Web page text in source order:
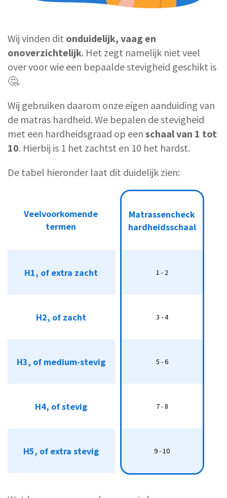
Wij vinden dit onduidelijk, vaag en
onoverzichtelijk. Het zegt namelijk niet veel
over voor wie een bepaalde stevigheid geschikt is
🤔.
Wij gebruiken daarom onze eigen aanduiding van
de matras hardheid. We bepalen de stevigheid
met een hardheidsgraad op een schaal van 1 tot
10. Hierbij is 1 het zachtst en 10 het hardst.
De tabel hieronder laat dit duidelijk zien:
termen
Matrassencheck
hardheidsschaal
1 - 2
3 - 4
5 - 6
7 - 8
H5, of extra stevig
9 - 10
Matrassencheck
hardheidsschaal
1 - 2
3 - 4
5 - 6
7 - 8
9 - 10
Veelvoorkomende
termen
H1, of extra zacht
H2, of zacht
H3, of medium-stevig
H4, of stevig
H5, of extra stevig